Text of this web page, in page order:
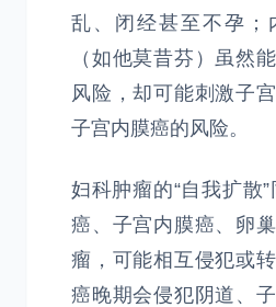
乱、闭经甚至不孕；
（如他莫昔芬）虽然
风险，却可能刺激子
子宫内膜癌的风险。
妇科肿瘤的“自我扩散
癌、子宫内膜癌、卵
瘤，可能相互侵犯或
癌晚期会侵犯阴道、